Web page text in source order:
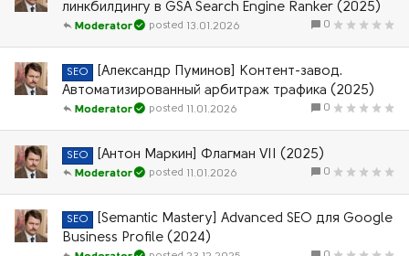
линкбилдингу в GSA Search Engine Ranker (2025)
0
13.01.2026
Moderator
SEO
[Александр Пуминов] Контент-завод.
Автоматизированный арбитраж трафика (2025)
0
11.01.2026
Moderator
SEO [Антон Маркин] Флагман VII (2025)
0
11.01.2026
Moderator
SEO
[Semantic Mastery] Advanced SEO для Google
Business Profile (2024)